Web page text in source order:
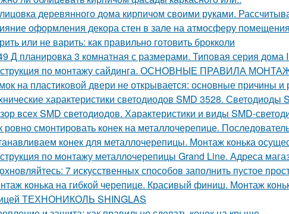
деревянного дома кирпичом своими руками.
оформления декора стен в зале на атмосферу
или не варить: как правильно готовить брокколи
Д планировка 3 комнатная с размерами. Типовая серия дома
по монтажу сайдинга. ОСНОВНЫЕ ПРАВИЛА
на пластиковой двери не открывается: основные причины
характеристики светодиодов SMD 3528. Светодиоды
всех SMD светодиодов. Характеристики и виды SMD-
ровно смонтировать конек на металлочерепице.
конек для металлочерепицы. Монтаж конька
по монтажу металлочерепицы Grand Line. Адреса
7 искусственных способов заполнить пустое
конька на гибкой черепице. Красивый финиш. Монтаж
ТЕХНОНИКОЛЬ SHINGLAS